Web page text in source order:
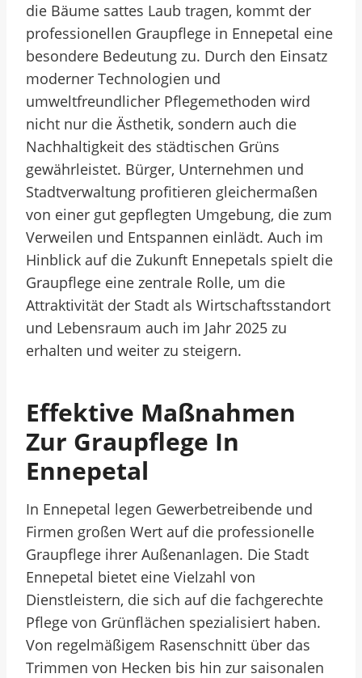
die Bäume sattes Laub tragen, kommt der
professionellen Graupflege in Ennepetal eine
besondere Bedeutung zu. Durch den Einsatz
moderner Technologien und
umweltfreundlicher Pflegemethoden wird
nicht nur die Ästhetik, sondern auch die
Nachhaltigkeit des städtischen Grüns
gewährleistet. Bürger, Unternehmen und
Stadtverwaltung profitieren gleichermaßen
von einer gut gepflegten Umgebung, die zum
Verweilen und Entspannen einlädt. Auch im
Hinblick auf die Zukunft Ennepetals spielt die
Graupflege eine zentrale Rolle, um die
Attraktivität der Stadt als Wirtschaftsstandort
und Lebensraum auch im Jahr 2025 zu
erhalten und weiter zu steigern.
Effektive Maßnahmen
Zur Graupflege In
Ennepetal
In Ennepetal legen Gewerbetreibende und
Firmen großen Wert auf die professionelle
Graupflege ihrer Außenanlagen. Die Stadt
Ennepetal bietet eine Vielzahl von
Dienstleistern, die sich auf die fachgerechte
Pflege von Grünflächen spezialisiert haben.
Von regelmäßigem Rasenschnitt über das
Trimmen von Hecken bis hin zur saisonalen